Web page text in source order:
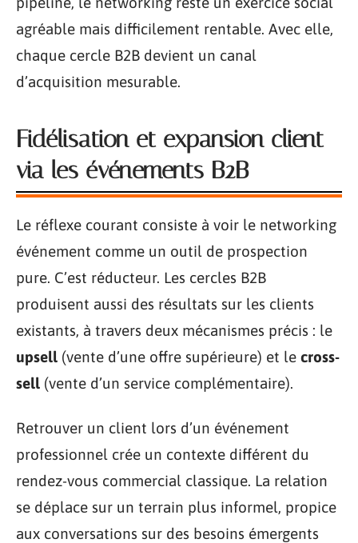
agréable mais difficilement rentable. Avec elle,
chaque cercle B2B devient un canal
d’acquisition mesurable.
Fidélisation et expansion client
via les événements B2B
Le réflexe courant consiste à voir le networking
événement comme un outil de prospection
pure. C’est réducteur. Les cercles B2B
produisent aussi des résultats sur les clients
existants, à travers deux mécanismes précis : le
upsell (vente d’une offre supérieure) et le cross-
sell (vente d’un service complémentaire).
Retrouver un client lors d’un événement
professionnel crée un contexte différent du
rendez-vous commercial classique. La relation
se déplace sur un terrain plus informel, propice
aux conversations sur des besoins émergents